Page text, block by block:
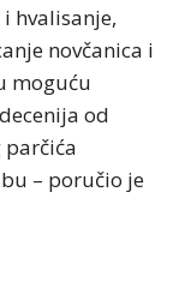
hvalisanje,
novčanica i
moguću
od
– poručio je